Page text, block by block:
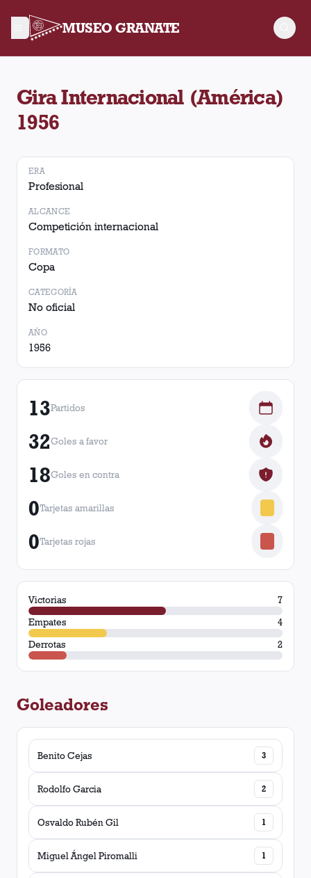
MUSEO GRANATE
Gira Internacional (América)
1956
ERA
Profesional
ALCANCE
Competición internacional
FORMATO
Copa
CATEGORÍA
No oficial
AÑO
1956
13Partidos
32Goles a favor
18Goles en contra
0Tarjetas amarillas
0Tarjetas rojas
Victorias
7
Empates
4
Derrotas
2
Goleadores
Benito Cejas 3
Rodolfo Garcia 2
Osvaldo Rubén Gil 1
Miguel Ángel Piromalli 1